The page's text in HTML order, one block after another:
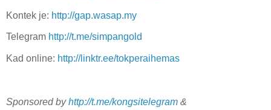
Kontek je: http://gap.wasap.my
Telegram http://t.me/simpangold
Kad online: http://linktr.ee/tokperaihemas
Sponsored byhttp://t.me/kongsitelegram &